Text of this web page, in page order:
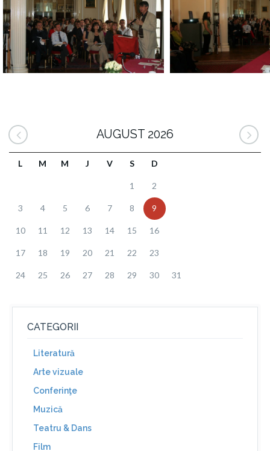
AUGUST 2026
L M M J V S D
1 2
3 4 5 6 7 8 9
10 11 12 13 14 15 16
17 18 19 20 21 22 23
24 25 26 27 28 29 30 31
CATEGORII
Literatură
Arte vizuale
Conferinţe
Muzică
Teatru & Dans
Film